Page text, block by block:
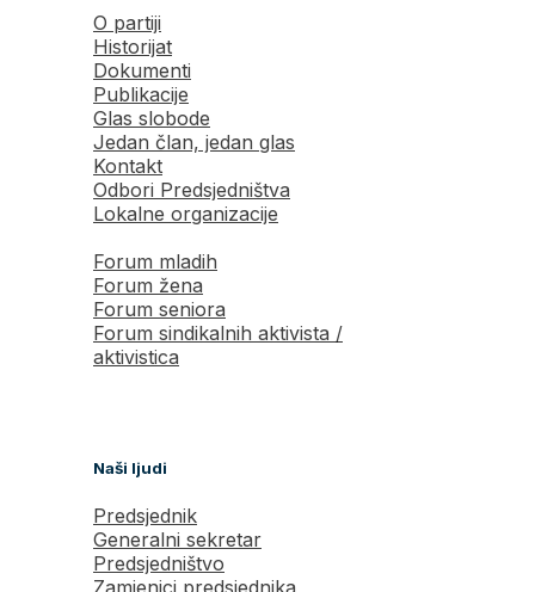
O partiji
Historijat
Dokumenti
Publikacije
Glas slobode
Jedan član, jedan glas
Kontakt
Odbori Predsjedništva
Lokalne organizacije
Forum mladih
Forum žena
Forum seniora
Forum sindikalnih aktivista /
aktivistica
Naši ljudi
Predsjednik
Generalni sekretar
Predsjedništvo
Zamjenici predsjednika